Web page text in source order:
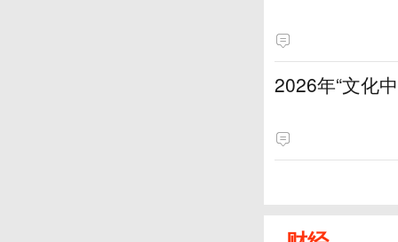
2026年“文化